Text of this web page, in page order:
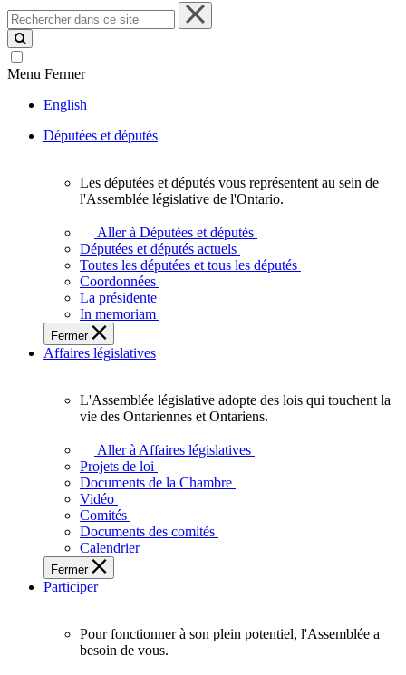
Rechercher
dans
ce
site
Menu Fermer
English
Députées et députés
députés
vous
représentent
sein
de
l'Assemblée
législative
l'Ontario.
Les députées et députés vous représentent au sein de
l'Assemblée législative de l'Ontario.
Aller à Députées et députés
Députées et députés actuels
Toutes les députées et tous les députés
Coordonnées
La présidente
In memoriam
Fermer
Affaires législatives
L'Assemblée
adopte
touchent
des
Ontariennes
et
L'Assemblée législative adopte des lois qui touchent la
vie des Ontariennes et Ontariens.
Aller à Affaires législatives
Projets de loi
Documents de la Chambre
Vidéo
Comités
Documents des comités
Calendrier
Fermer
Participer
Pour fonctionner à son plein potentiel, l'Assemblée a
besoin de vous.